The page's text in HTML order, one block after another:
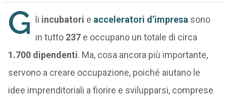
G li incubatori e acceleratori d’impresa sono
in tutto 237e occupano un totale di circa
1.700 dipendenti. Ma, cosa ancora più importante,
servono a creare occupazione, poiché aiutano le
idee imprenditoriali a fiorire e svilupparsi, comprese